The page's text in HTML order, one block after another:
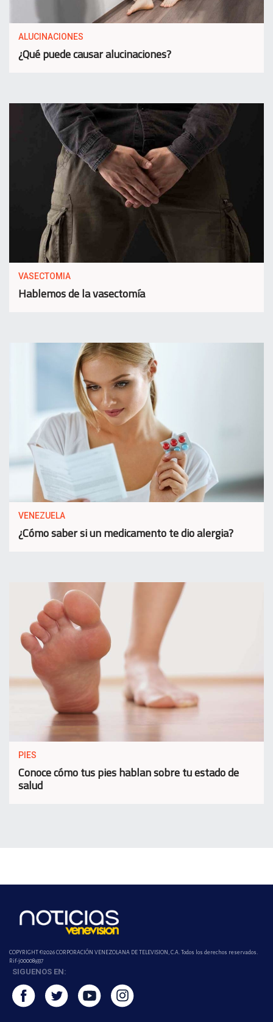
ALUCINACIONES
¿Qué puede causar alucinaciones?
VASECTOMIA
Hablemos de la vasectomía
VENEZUELA
¿Cómo saber si un medicamento te dio alergia?
PIES
Conoce cómo tus pies hablan sobre tu estado de
salud
COPYRIGHT ©2026 CORPORACIÓN VENEZOLANA DE TELEVISION, C.A. Todos los derechos reservados.
Rif-j000089337
SIGUENOS EN: